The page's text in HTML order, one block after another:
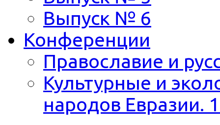
Выпуск № 6
Конференции
Православие и
Культурные и
народов Евразии.